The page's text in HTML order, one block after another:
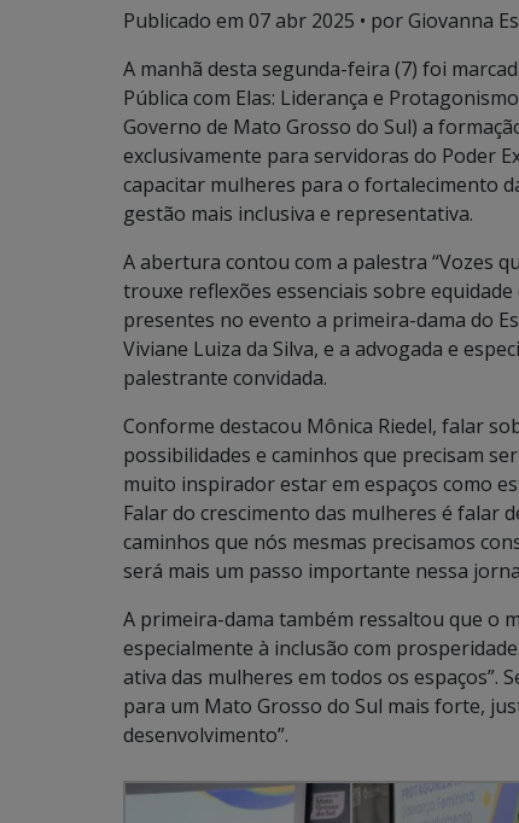
Publicado em 07 abr 2025 • por Giovanna
A manhã desta segunda-feira (7) foi
Pública com Elas: Liderança e
Governo de Mato Grosso do Sul) a
exclusivamente para servidoras do Poder
capacitar mulheres para o fortalecimento
gestão mais inclusiva e representativa.
A abertura contou com a palestra “Vozes
trouxe reflexões essenciais sobre
presentes no evento a primeira-dama do
Viviane Luiza da Silva, e a advogada e
palestrante convidada.
Conforme destacou Mônica Riedel, falar
possibilidades e caminhos que precisam
muito inspirador estar em espaços como
Falar do crescimento das mulheres é falar
caminhos que nós mesmas precisamos
será mais um passo importante nessa
A primeira-dama também ressaltou que o
especialmente à inclusão com
ativa das mulheres em todos os espaços”.
para um Mato Grosso do Sul mais forte,
desenvolvimento”.